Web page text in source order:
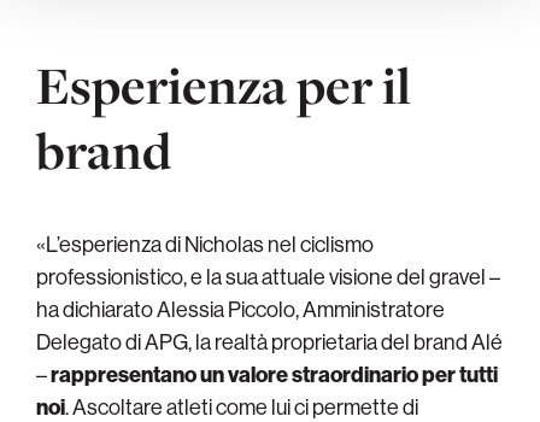
Esperienza per il
brand
«L’esperienza di Nicholas nel ciclismo
professionistico, e la sua attuale visione del gravel –
ha dichiarato Alessia Piccolo, Amministratore
Delegato di APG, la realtà proprietaria del brand Alé
–rappresentano un valore straordinario per tutti
noi. Ascoltare atleti come lui ci permette di